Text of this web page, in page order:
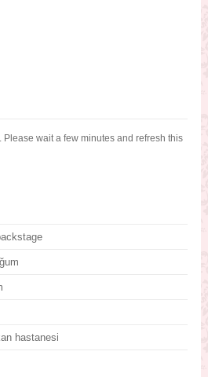
Please wait a few minutes and refresh this
hastanesi